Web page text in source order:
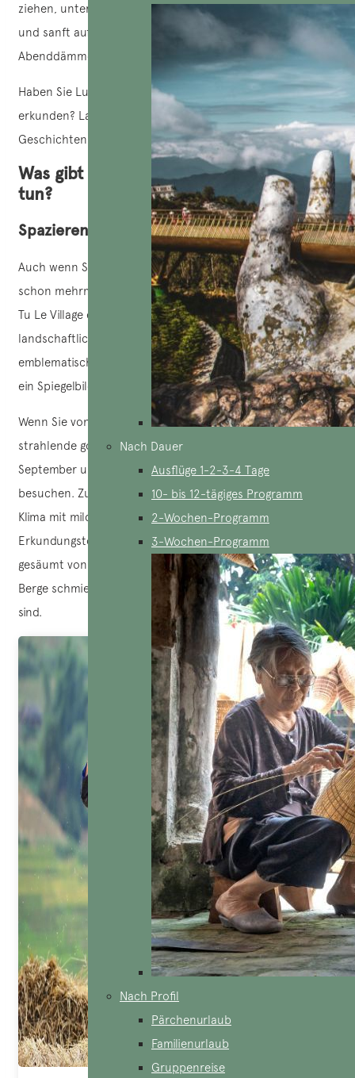
Nach Dauer
Ausflüge 1-2-3-4 Tage
10- bis 12-tägiges Programm
2-Wochen-Programm
3-Wochen-Programm
Nach Profil
Pärchenurlaub
Familienurlaub
Gruppenreise
ziehen, unterbrochen von malerischen Stelzenhäusern
und sanft aufsteigenden Rauchschwaden in der
Abenddämmerung.
Haben Sie Lust, dieses wunderschöne Reiseziel zu
erkunden? Lassen Sie sich von Tu Le die schönsten
Geschichten aus den Bergen erzählen!
Was gibt es in Tu Le zu sehen und zu
tun?
Spazieren durch Reisterrassen
Auch wenn Sie die
Reisterrassen im Nordwesten Vietnams
schon mehrmals bewundert haben, ist dieses Erlebnis in
Tu Le Village ein absolutes Muss. Sie sind ein wahres
landschaftliches Meisterwerk und nicht nur eine
emblematische Besonderheit der Region, sondern auch
ein Spiegelbild der harten Arbeit der Einheimischen.
Wenn Sie von den Reisfeldern fasziniert sind, die eine
strahlende goldene Färbung annehmen, sind die Monate
September und Oktober die ideale Zeit, um sie zu
besuchen. Zu dieser Jahreszeit herrscht ein angenehmes
Klima mit milden Temperaturen, die sich perfekt für
Erkundungstouren eignen. Die goldenen Reisfelder sind
gesäumt von friedlichen Stelzenhäusern, die sich in die
Berge schmiegen und von einer üppigen Vegetation umhüllt
sind.